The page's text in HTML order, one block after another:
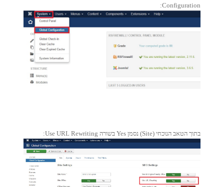
Configuration:
בתוך הטאב הנוכחי (Site) נסמן Yes בשורה Use URL Rewriting: